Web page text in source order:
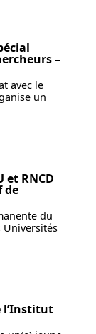
–
avec le
un
et RNCD
de
du
Universités
l’Institut